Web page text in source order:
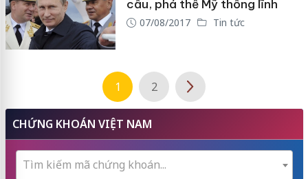
cầu, phá thế Mỹ thống lĩnh
07/08/2017 Tin tức
1 2
CHỨNG KHOÁN VIỆT NAM
Tìm kiếm mã chứng khoán...